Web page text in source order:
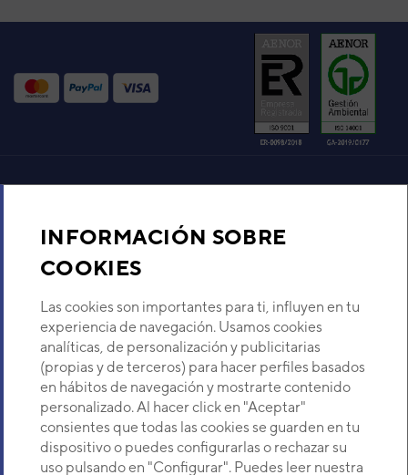
INFORMACIÓN SOBRE
COOKIES
Las cookies son importantes para ti, influyen en tu
experiencia de navegación. Usamos cookies
analíticas, de personalización y publicitarias
(propias y de terceros) para hacer perfiles basados
en hábitos de navegación y mostrarte contenido
personalizado. Al hacer click en "Aceptar"
consientes que todas las cookies se guarden en tu
dispositivo o puedes configurarlas o rechazar su
uso pulsando en "Configurar". Puedes leer nuestra
VER DETALLE
UNIDAD EXTERIOR ASE18UI-
EK
Ref. fabricante:
HOS-
EK
18UIEK-2
VER DETALLE
UNIDAD EXTERIOR
MONOBLOC 3D
AQUATERMIC 14 V2
Código: 3IAG0602 - Ref. fabricante:
VER DETALLE
Sobre Nosotros
Descubre Eurofred
Dónde Estamos
¿Buscas un servicio técnico?